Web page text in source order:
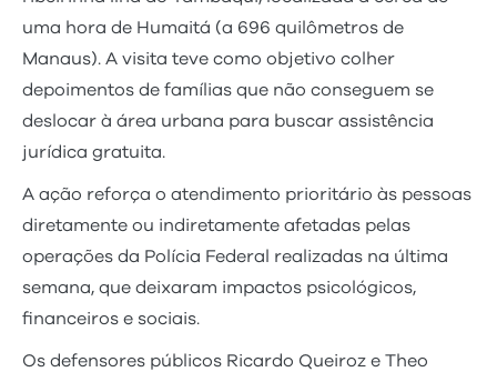
uma hora de Humaitá (a 696 quilômetros de
Manaus). A visita teve como objetivo colher
depoimentos de famílias que não conseguem se
deslocar à área urbana para buscar assistência
jurídica gratuita.
A ação reforça o atendimento prioritário às pessoas
diretamente ou indiretamente afetadas pelas
operações da Polícia Federal realizadas na última
semana, que deixaram impactos psicológicos,
financeiros e sociais.
Os defensores públicos Ricardo Queiroz e Theo